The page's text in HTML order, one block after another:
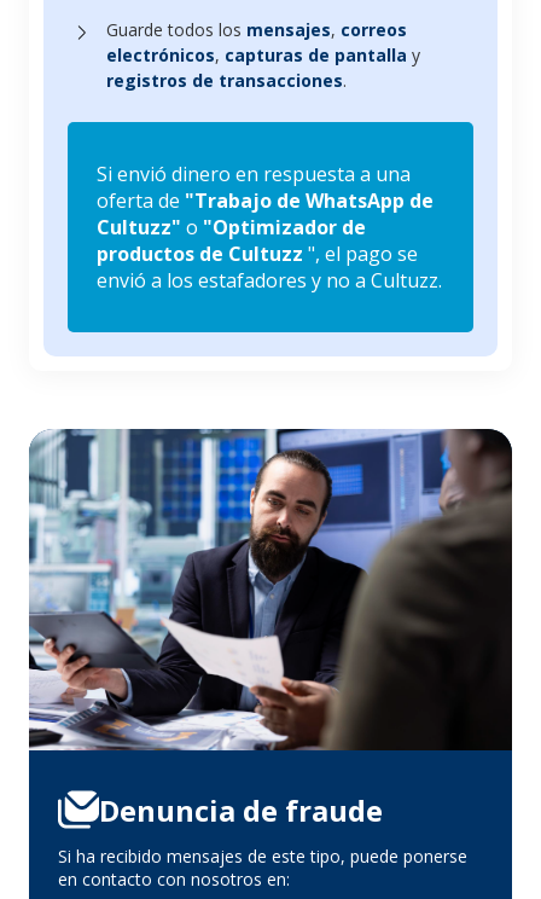
Guarde todos los mensajes, correos
electrónicos, capturas de pantalla y
registros de transacciones.
Si envió dinero en respuesta a una
oferta de "Trabajo de WhatsApp de
Cultuzz" o "Optimizador de
productos de Cultuzz ", el pago se
envió a los estafadores y no a Cultuzz.
Denuncia de fraude
Si ha recibido mensajes de este tipo, puede ponerse
en contacto con nosotros en: